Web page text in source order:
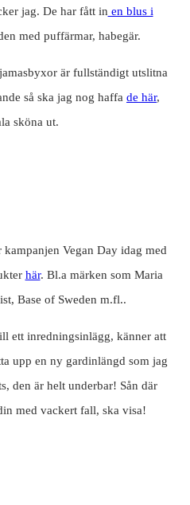
jag. De har fått in en blus i
med puffärmar, habegär.
är fullständigt utslitna
så ska jag nog haffa de här,
sköna ut.
Vegan Day idag med
här. Bl.a märken som Maria
Base of Sweden m.fl..
ett inredningsinlägg, känner att
upp en ny gardinlängd som jag
den är helt underbar! Sån där
med vackert fall, ska visa!